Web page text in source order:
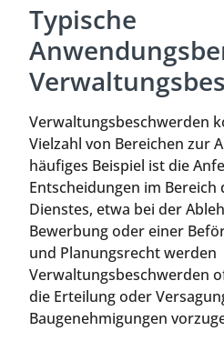
Typische
Verwaltungsbeschwerden
Vielzahl von Bereichen zur
häufiges Beispiel ist die
Entscheidungen im Bereich
Dienstes, etwa bei der
Bewerbung oder einer
und Planungsrecht werden
Verwaltungsbeschwerden
die Erteilung oder
Baugenehmigungen